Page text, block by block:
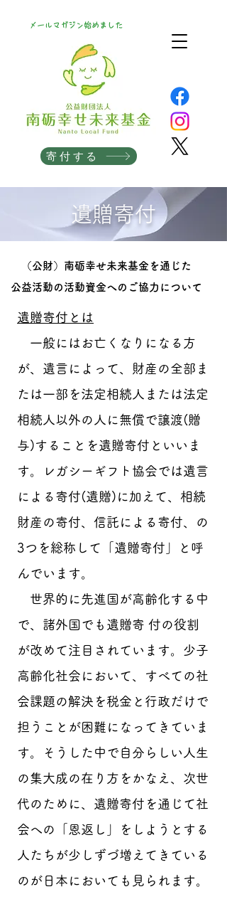
寄付する
メールマガジン始めました
遺贈寄付
（公財）南砺幸せ未来基金を通じた
公益活動の活動資金へのご協力について
遺贈寄付とは
一般にはお亡くなりになる方
が、遺言によって、財産の全部ま
たは一部を法定相続人または法定
相続人以外の人に無償で譲渡(贈
与)することを遺贈寄付といいま
す。レガシーギフト協会では遺言
による寄付(遺贈)に加えて、相続
財産の寄付、信託による寄付、の
3つを総称して「遺贈寄付」と呼
んでいます。
世界的に先進国が高齢化する中
で、諸外国でも遺贈寄 付の役割
が改めて注目されています。少子
高齢化社会において、すべての社
会課題の解決を税金と行政だけで
担うことが困難になってきていま
す。そうした中で自分らしい人生
の集大成の在り方をかなえ、次世
代のために、遺贈寄付を通じて社
会への「恩返し」をしようとする
人たちが少しずづ増えてきている
のが日本においても見られます。